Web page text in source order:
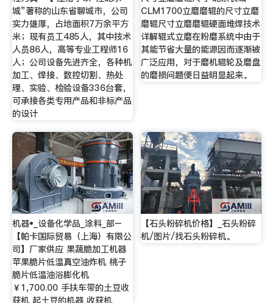
城”著称的山东省聊城市，公司
实力雄厚，占地面积7万余平方
米；现有员工485人，其中技术
人员86人，高等专业工程师16
人；公司设备先进齐全，各种机
加工、焊接、数控切割、热处
理、实验、检验设备336台套，
可承接各类专用产品和非标产品
的设计
CLM1700立磨磨辊的尺寸立磨
磨辊尺寸立磨磨辊硬面堆焊技术
详解辊式立磨在粉磨系统中由于
其能节省大量的能源因而逐渐被
广泛应用，对于磨机辊轮及磨盘
的磨损问题便日益明显起来。
机器•_设备化学品_涂料_部–
【帕卡国际贸易（上海）有限公
司】厂家供应 果蔬脆加工机器
苹果脆片低温真空油炸机 桃子
脆片低温油浴膨化机
￥1,700.00 手扶车带的土豆收
获机 起土豆的机器 收获机
【石头粉碎机价格】_石头粉碎
机/图片/找石头粉碎机。